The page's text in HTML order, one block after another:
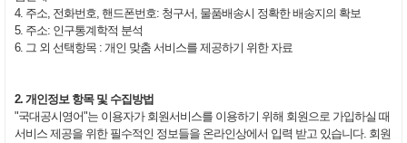
4. 주소, 전화번호, 핸드폰번호: 청구서, 물품배송시 정확한 배송지의 확보
5. 주소: 인구통계학적 분석
6. 그 외 선택항목 : 개인 맞춤 서비스를 제공하기 위한 자료
2. 개인정보 항목 및 수집방법
"국대공시영어"는 이용자가 회원서비스를 이용하기 위해 회원으로 가입하실 때
서비스 제공을 위한 필수적인 정보들을 온라인상에서 입력 받고 있습니다. 회원